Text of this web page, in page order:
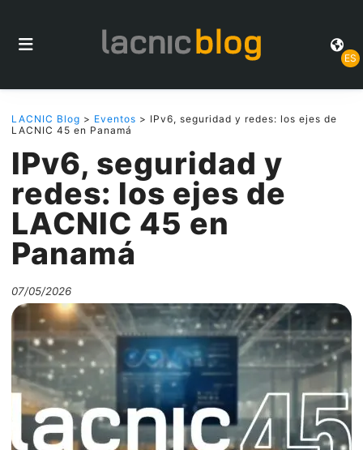
ES
LACNIC Blog > Eventos > IPv6, seguridad y redes: los ejes de
LACNIC 45 en Panamá
IPv6, seguridad y
redes: los ejes de
LACNIC 45 en
Panamá
07/05/2026